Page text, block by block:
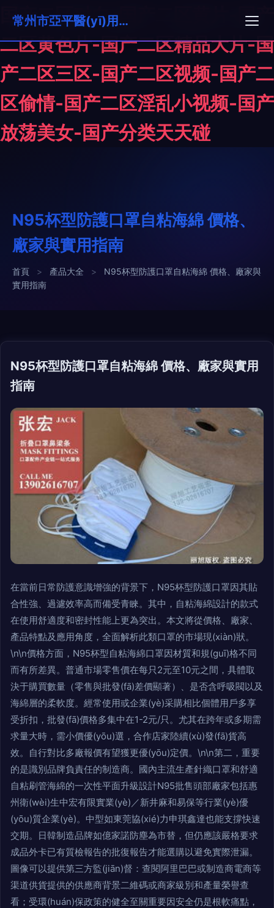
国产二区对白-国产二区黄片-国产
二区黄色片-国产二区精品大片-国
产二区三区-国产二区视频-国产二
区偷情-国产二区淫乱小视频-国产
放荡美女-国产分类天天碰
常州市亞平醫(yī)用材料有限公司
N95杯型防護口罩自粘海綿 價格、
廠家與實用指南
首頁 > 產品大全 >
N95杯型防護口罩自粘海綿 價格、廠家與
實用指南
N95杯型防護口罩自粘海綿 價格、廠家與實用
指南
在當前日常防護意識增強的背景下，N95杯型防護口罩因其貼
合性強、過濾效率高而備受青睞。其中，自粘海綿設計的款式
在使用舒適度和密封性能上更為突出。本文將從價格、廠家、
產品特點及應用角度，全面解析此類口罩的市場現(xiàn)狀。
\n\n價格方面，N95杯型自粘海綿口罩因材質和規(guī)格不同
而有所差異。普通市場零售價在每只2元至10元之間，具體取
決于購買數量（零售與批發(fā)差價顯著）、是否含呼吸閥以及
海綿層的柔軟度。經常使用或企業(yè)采購相比個體用戶多享
受折扣，批發(fā)價格多集中在1-2元/只。尤其在跨年或多期需
求量大時，需小價優(yōu)選，合作店家陸續(xù)發(fā)貨高
效。自行對比多廠報價有望獲更優(yōu)定價。\n\n第二，重要
的是識別品牌負責任的制造商。國內主流生產針織口罩和舒適
自粘刷管海綿的一次性平面升級設計N95批售頭部廠家包括惠
州衛(wèi)生中宏有限實業(yè)／新井麻和易保等行業(yè)優
(yōu)質企業(yè)。中型如東莞協(xié)力申琪鑫達也能支撐快速
交期。日韓制造品牌如億家諾防塵為市替，但仍應該嚴格要求
成品外卡已有質檢報告的批復報告才能選購以避免實際泄漏。
圖像可以提供第三方監(jiān)督：查閱阿里巴巴或制造商電商等
渠道供貨提供的供應商背景二維碼或商家級別和產量榮譽查
看；受環(huán)保政策的健全至關重要因安全仍是根軟痛點，